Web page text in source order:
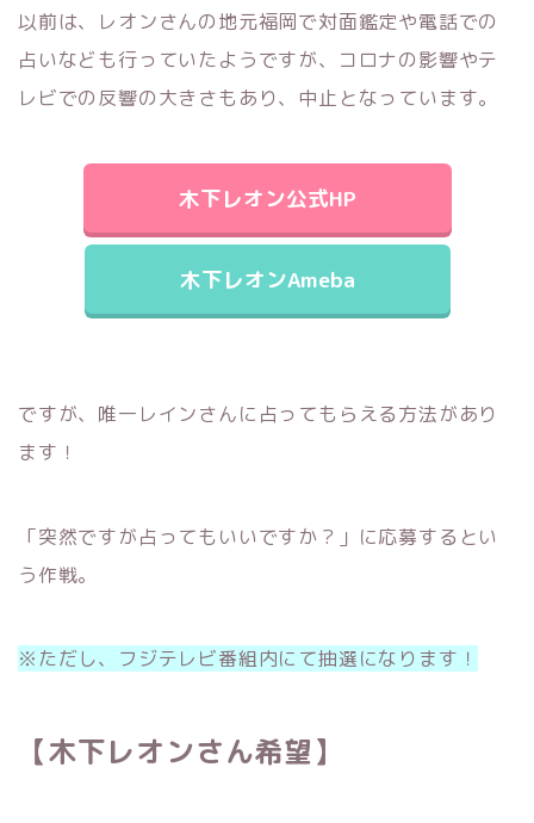
以前は、レオンさんの地元福岡で対面鑑定や電話での
占いなども行っていたようですが、コロナの影響やテ
レビでの反響の大きさもあり、中止となっています。
木下レオン公式HP
木下レオンAmeba
ですが、唯一レインさんに占ってもらえる方法があり
ます！
「突然ですが占ってもいいですか？」に応募するとい
う作戦。
※ただし、フジテレビ番組内にて抽選になります！
【木下レオンさん希望】